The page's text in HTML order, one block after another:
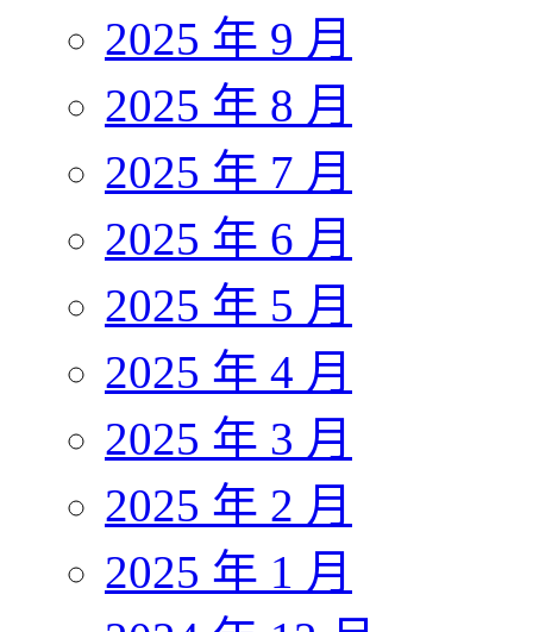
2025 年 9 月
2025 年 8 月
2025 年 7 月
2025 年 6 月
2025 年 5 月
2025 年 4 月
2025 年 3 月
2025 年 2 月
2025 年 1 月